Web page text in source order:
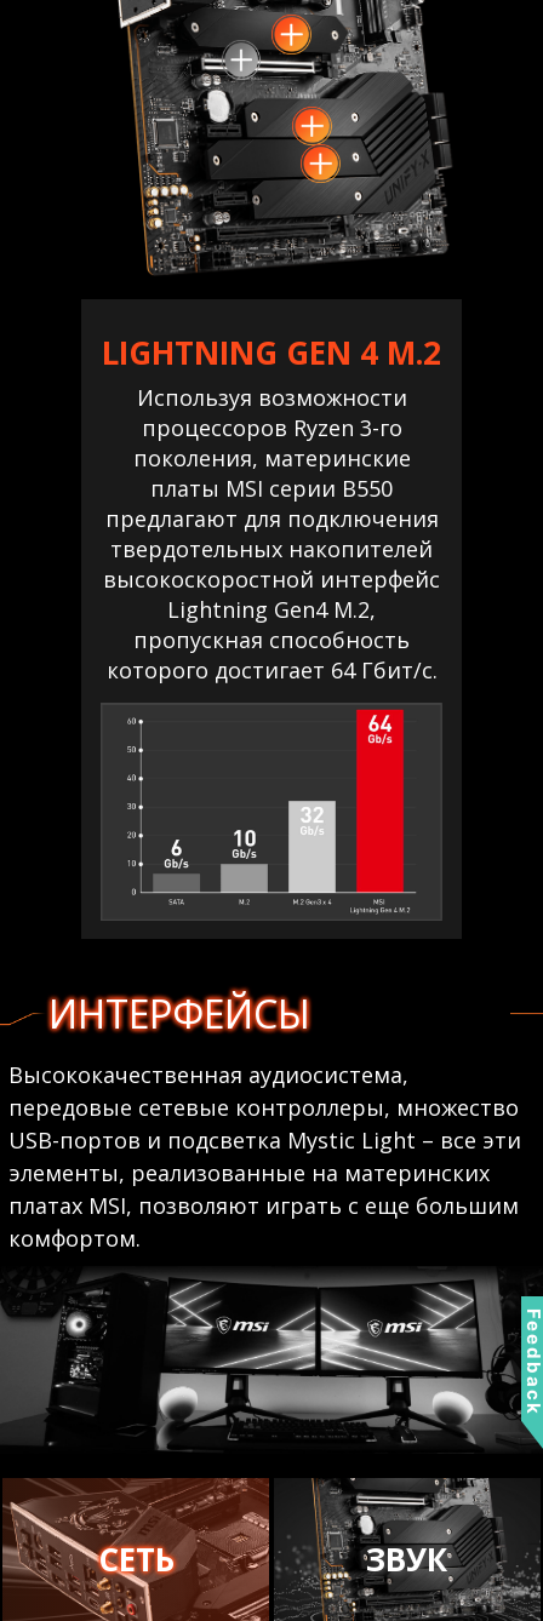
LIGHTNING GEN 4 M.2
Используя возможности
процессоров Ryzen 3-го
поколения, материнские
платы MSI серии B550
предлагают для подключения
твердотельных накопителей
высокоскоростной интерфейс
Lightning Gen4 M.2,
пропускная способность
которого достигает 64 Гбит/с.
ИНТЕРФЕЙСЫ
Высококачественная аудиосистема,
передовые сетевые контроллеры, множество
USB-портов и подсветка Mystic Light – все эти
элементы, реализованные на материнских
платах MSI, позволяют играть с еще большим
комфортом.
СЕТЬ ЗВУК